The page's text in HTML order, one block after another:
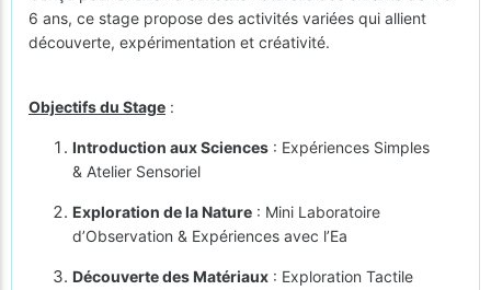
6 ans, ce stage propose des activités variées qui allient
découverte, expérimentation et créativité.
Objectifs du Stage :
Introduction aux Sciences : Expériences Simples
& Atelier Sensoriel
Exploration de la Nature : Mini Laboratoire
d’Observation & Expériences avec l’Ea
Découverte des Matériaux : Exploration Tactile